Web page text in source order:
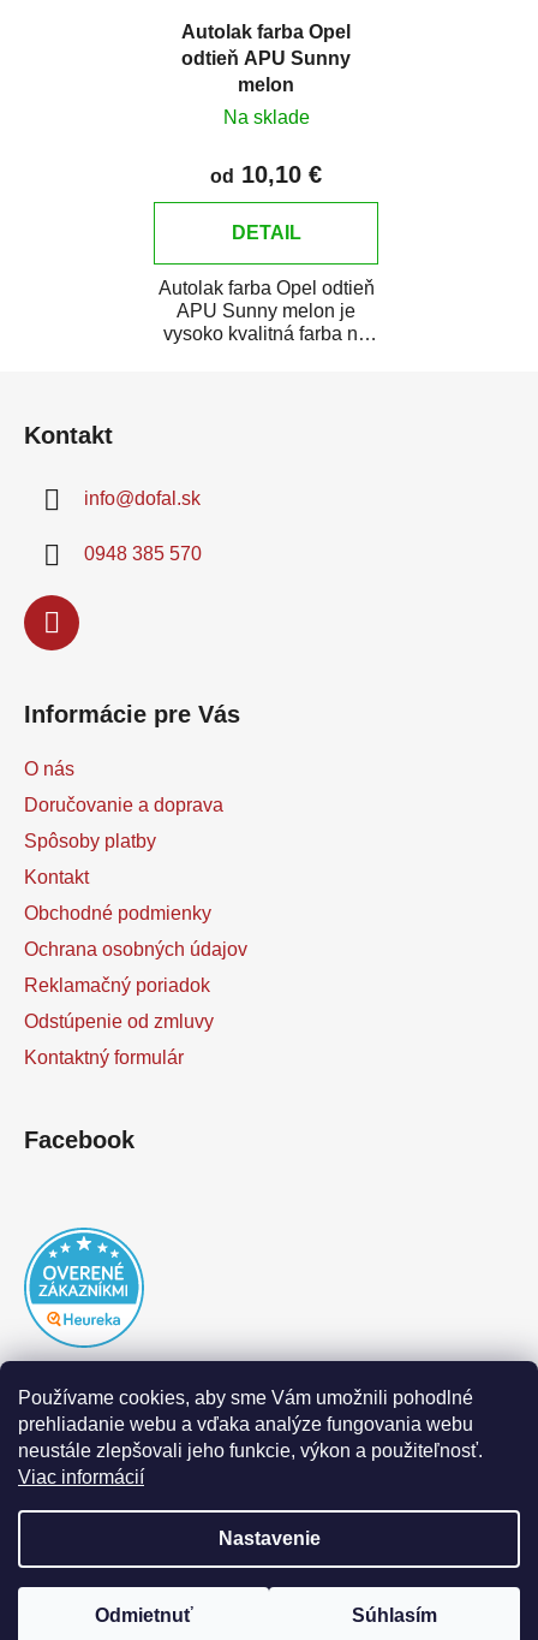
Používame cookies, aby sme Vám umožnili pohodlné
prehliadanie webu a vďaka analýze fungovania webu
neustále zlepšovali jeho funkcie, výkon a použiteľnosť.
Viac informácií
Nastavenie
Odmietnuť Súhlasím
Autolak farba Opel
odtieň APU Sunny
melon
Na sklade
od 10,10 €
DETAIL
Autolak farba Opel odtieň
APU Sunny melon je
vysoko kvalitná farba na
Kontakt
info@dofal.sk
0948 385 570
Informácie pre Vás
O nás
Doručovanie a doprava
Spôsoby platby
Kontakt
Obchodné podmienky
Ochrana osobných údajov
Reklamačný poriadok
Odstúpenie od zmluvy
Kontaktný formulár
Facebook
|Realizoval Appgrade
Copyright 2026
. Všetky práva